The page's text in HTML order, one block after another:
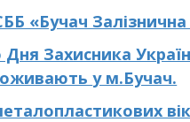
«Бучач Залізнична
Дня Захисника
у м.Бучач.